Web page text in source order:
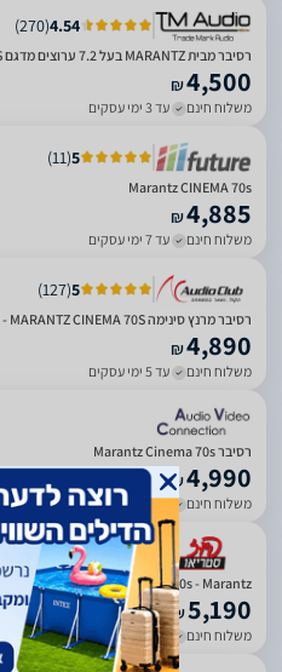
4.54
(
270
)
רסיבר מבית MARANTZ בעל 7.2 ערוצים מדגם CINEMA 70S
₪4,500
משלוח חינם עד 3 ימי עסקים
5
(
11
)
Marantz CINEMA 70s
₪4,885
משלוח חינם עד 7 ימי עסקים
5
(
127
)
רסיבר מרנץ סינימה MARANTZ CINEMA 70S - יבואן רשמי
₪4,890
משלוח חינם עד 5 ימי עסקים
רסיבר Marantz Cinema 70s
₪4,990
משלוח חינם עד 14 ימי עסקים
0
(
73
)
Cinema 70s - Marantz | רסיבר לקולנוע ביתי
₪5,190
משלוח חינם עד 3 ימי עסקים